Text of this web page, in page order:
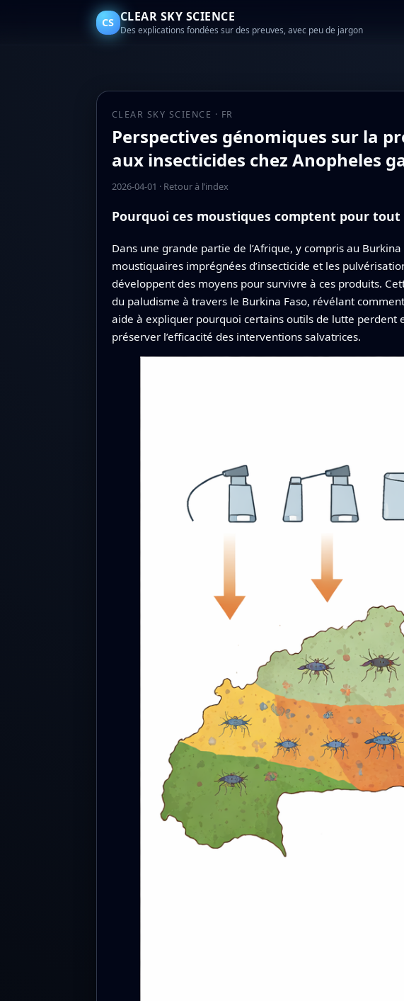
CS CLEAR SKY SCIENCE
Des explications fondées sur des preuves, avec peu de jargon
CLEAR SKY SCIENCE · FR
Perspectives génomiques sur la
aux insecticides chez Anopheles
2026-04-01 · Retour à l’index
Pourquoi ces moustiques comptent pour tout
Dans une grande partie de l’Afrique, y compris au
moustiquaires imprégnées d’insecticide et les
développent des moyens pour survivre à ces produits.
du paludisme à travers le Burkina Faso, révélant
aide à expliquer pourquoi certains outils de lutte
préserver l’efficacité des interventions salvatrices.